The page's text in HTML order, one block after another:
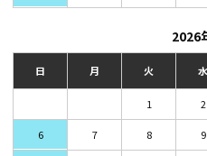
2026
日 月 火 水
1 2
6 7 8 9